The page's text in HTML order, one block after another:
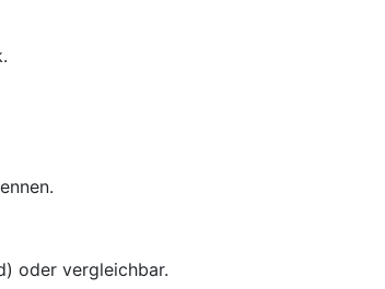
oder vergleichbar.